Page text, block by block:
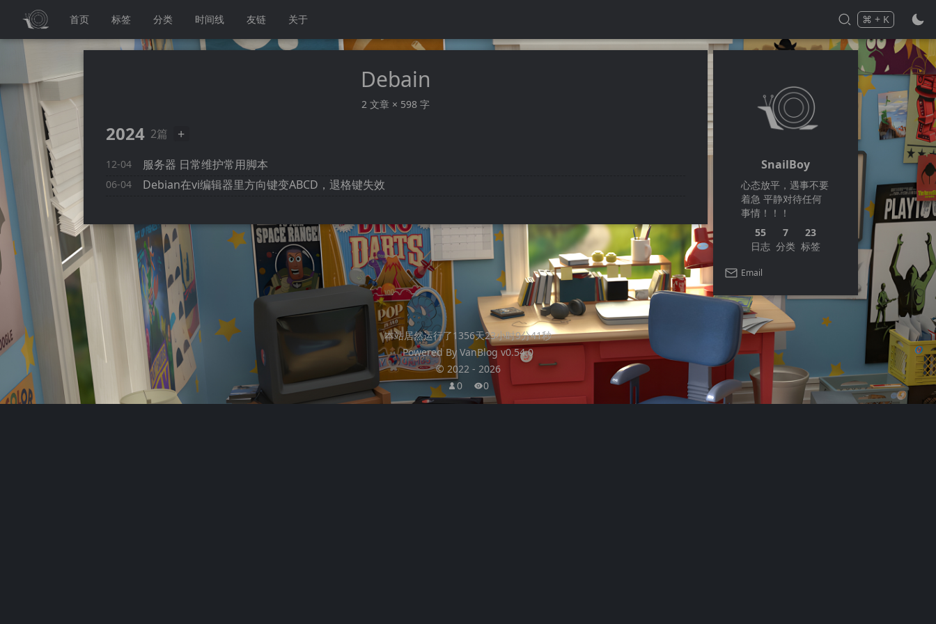
首页 标签 分类 时间线 友链 关于 Press
⌘ +
and K
to search
Debain
2 文章 × 598 字
2024 2篇 +
12-04 服务器 日常维护常用脚本
06-04 Debian在vi编辑器里方向键变ABCD，退格键失效
SnailBoy
心态放平，遇事不要
着急 平静对待任何
事情！！！
55
日志
7
分类
23
标签
Email
本站居然运行了1356天23小时9分42秒
Powered ByVanBlog v0.54.0
© 2022- 2026
0
0